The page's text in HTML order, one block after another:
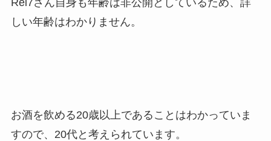
しい年齢はわかりません。
お酒を飲める20歳以上であることはわかっていま
すので、20代と考えられています。